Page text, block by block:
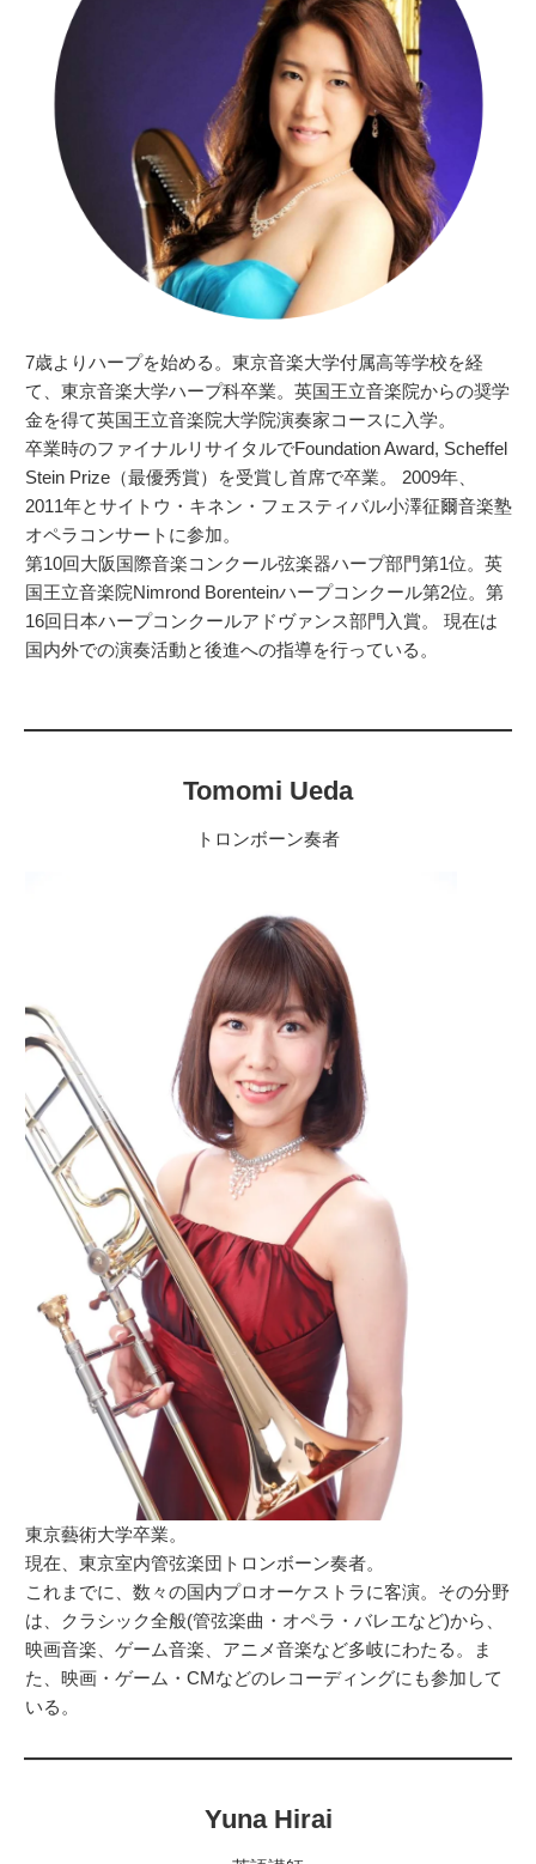
7歳よりハープを始める。東京音楽大学付属高等学校を経
て、東京音楽大学ハープ科卒業。英国王立音楽院からの奨学
金を得て英国王立音楽院大学院演奏家コースに入学。
卒業時のファイナルリサイタルでFoundation Award, Scheffel
Stein Prize（最優秀賞）を受賞し首席で卒業。 2009年、
2011年とサイトウ・キネン・フェスティバル小澤征爾音楽塾
オペラコンサートに参加。
第10回大阪国際音楽コンクール弦楽器ハープ部門第1位。英
国王立音楽院Nimrond Borenteinハープコンクール第2位。第
16回日本ハープコンクールアドヴァンス部門入賞。 現在は
国内外での演奏活動と後進への指導を行っている。
Tomomi Ueda
トロンボーン奏者
東京藝術大学卒業。
現在、東京室内管弦楽団トロンボーン奏者。
これまでに、数々の国内プロオーケストラに客演。その分野
は、クラシック全般(管弦楽曲・オペラ・バレエなど)から、
映画音楽、ゲーム音楽、アニメ音楽など多岐にわたる。ま
た、映画・ゲーム・CMなどのレコーディングにも参加して
いる。
Yuna Hirai